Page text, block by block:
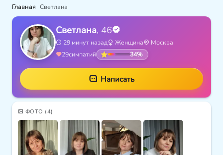
Главная Светлана
Светлана, 46
29 минут назад Женщина
Москва
29симпатий 34%
Написать
ФОТО (4)